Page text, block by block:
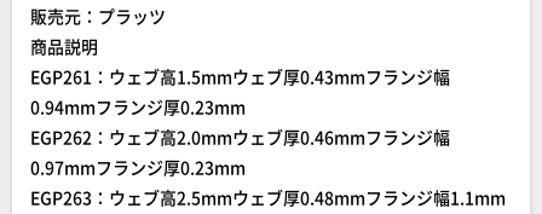
販売元：プラッツ
商品説明
EGP261：ウェブ高1.5mmウェブ厚0.43mmフランジ幅
0.94mmフランジ厚0.23mm
EGP262：ウェブ高2.0mmウェブ厚0.46mmフランジ幅
0.97mmフランジ厚0.23mm
EGP263：ウェブ高2.5mmウェブ厚0.48mmフランジ幅1.1mm